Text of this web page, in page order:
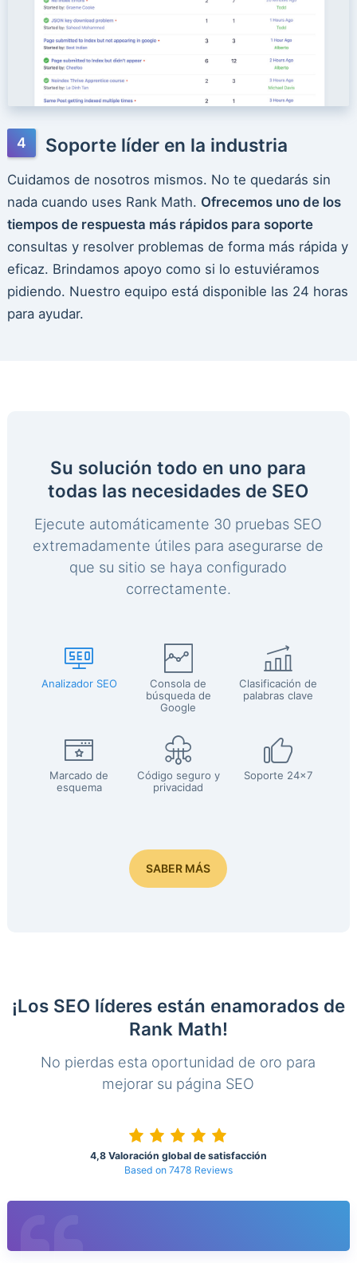
Soporte líder en la industria
Cuidamos de nosotros mismos. No te quedarás sin
nada cuando uses Rank Math. Ofrecemos uno de los
tiempos de respuesta más rápidos para soporte
consultas y resolver problemas de forma más rápida y
eficaz. Brindamos apoyo como si lo estuviéramos
pidiendo. Nuestro equipo está disponible las 24 horas
para ayudar.
Su solución todo en uno para
todas las necesidades de SEO
Ejecute automáticamente 30 pruebas SEO
extremadamente útiles para asegurarse de
que su sitio se haya configurado
correctamente.
Analizador SEO
Consola de
búsqueda de
Google
Clasificación de
palabras clave
Marcado de
esquema
Código seguro y
privacidad
Soporte 24x7
SABER MÁS
¡Los SEO líderes están enamorados de
Rank Math!
No pierdas esta oportunidad de oro para
mejorar su página SEO
4,8 Valoración global de satisfacción
Based on 7478 Reviews